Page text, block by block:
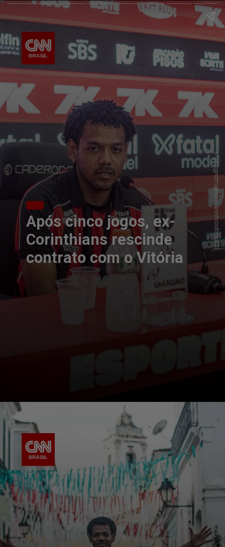
Após cinco jogos, ex-
Corinthians rescinde
contrato com o Vitória
Instagram@romarinhooficial31